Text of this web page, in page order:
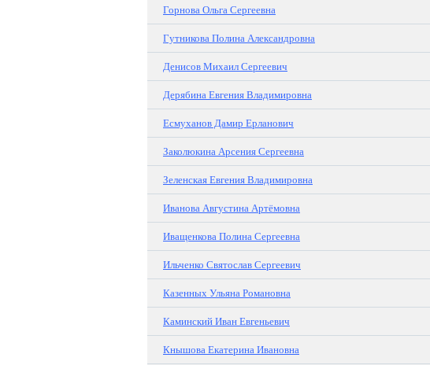
Горнова Ольга Сергеевна
Гутникова Полина Александровна
Денисов Михаил Сергеевич
Дерябина Евгения Владимировна
Есмуханов Дамир Ерланович
Заколюкина Арсения Сергеевна
Зеленская Евгения Владимировна
Иванова Августина Артёмовна
Иващенкова Полина Сергеевна
Ильченко Святослав Сергеевич
Казенных Ульяна Романовна
Каминский Иван Евгеньевич
Кнышова Екатерина Ивановна